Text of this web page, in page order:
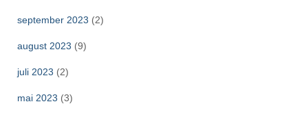
september 2023 (2)
august 2023 (9)
juli 2023 (2)
mai 2023 (3)